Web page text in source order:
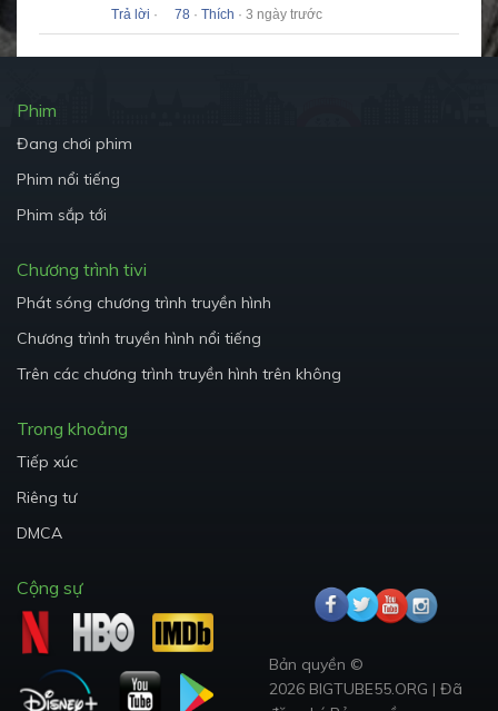
Trả lời · 78 · Thích · 3 ngày trước
Phim
Đang chơi phim
Phim nổi tiếng
Phim sắp tới
Chương trình tivi
Phát sóng chương trình truyền hình
Chương trình truyền hình nổi tiếng
Trên các chương trình truyền hình trên không
Trong khoảng
Tiếp xúc
Riêng tư
DMCA
Cộng sự
Bản quyền ©
2026 BIGTUBE55.ORG | Đã